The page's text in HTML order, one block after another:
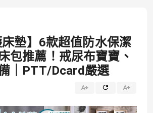
墊】6款超值防水保潔
包推薦！戒尿布寶寶、
｜PTT/Dcard嚴選